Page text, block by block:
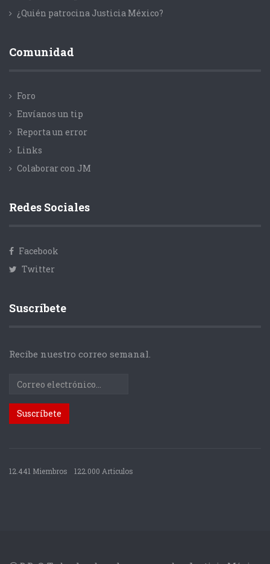
¿Quién patrocina Justicia México?
Comunidad
Foro
Envíanos un tip
Reporta un error
Links
Colaborar con JM
Redes Sociales
Facebook
Twitter
Suscríbete
Recibe nuestro correo semanal.
12.441 Miembros 122.000 Articulos